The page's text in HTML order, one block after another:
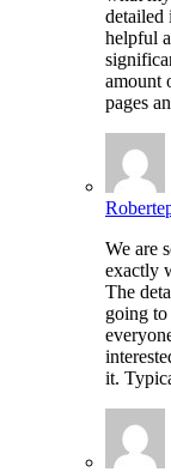
detailed
helpful
amount
pages
We are
exactly
The
going to
it.